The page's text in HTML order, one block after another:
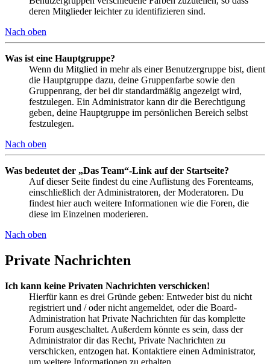
deren Mitglieder leichter zu identifizieren sind.
Nach oben
Was ist eine Hauptgruppe?
Wenn du Mitglied in mehr als einer Benutzergruppe bist, dient
die Hauptgruppe dazu, deine Gruppenfarbe sowie den
Gruppenrang, der bei dir standardmäßig angezeigt wird,
festzulegen. Ein Administrator kann dir die Berechtigung
geben, deine Hauptgruppe im persönlichen Bereich selbst
festzulegen.
Nach oben
Was bedeutet der „Das Team“-Link auf der Startseite?
Auf dieser Seite findest du eine Auflistung des Forenteams,
einschließlich der Administratoren, der Moderatoren. Du
findest hier auch weitere Informationen wie die Foren, die
diese im Einzelnen moderieren.
Nach oben
Private Nachrichten
Ich kann keine Privaten Nachrichten verschicken!
Hierfür kann es drei Gründe geben: Entweder bist du nicht
registriert und / oder nicht angemeldet, oder die Board-
Administration hat Private Nachrichten für das komplette
Forum ausgeschaltet. Außerdem könnte es sein, dass der
Administrator dir das Recht, Private Nachrichten zu
verschicken, entzogen hat. Kontaktiere einen Administrator,